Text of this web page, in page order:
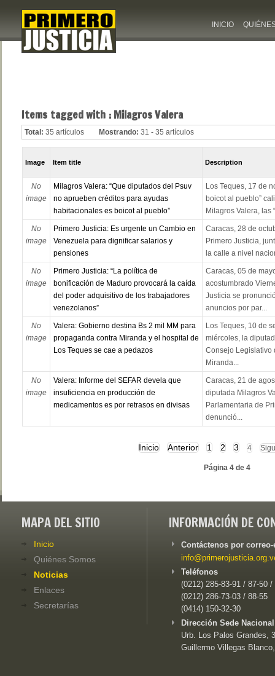
INICIO
Items tagged with : Milagros Valera
Total: 35 artículos Mostrando: 31 - 35 artículos
Image Item title Description
No
image
Milagros Valera: “Que diputados del Psuv
no aprueben créditos para ayudas
habitacionales es boicot al pueblo”
Los Teques, 17 de
boicot al pueblo”
Milagros Valera, las
No
image
Primero Justicia: Es urgente un Cambio en
Venezuela para dignificar salarios y
pensiones
Caracas, 28 de
Primero Justicia,
la calle a nivel
No
image
Primero Justicia: “La política de
bonificación de Maduro provocará la caída
del poder adquisitivo de los trabajadores
venezolanos”
Caracas, 05 de
acostumbrado
Justicia se
anuncios por par...
No
image
Valera: Gobierno destina Bs 2 mil MM para
propaganda contra Miranda y el hospital de
Los Teques se cae a pedazos
Los Teques, 10 de
miércoles, la
Consejo Legislativo
Miranda...
No
image
Valera: Informe del SEFAR devela que
insuficiencia en producción de
medicamentos es por retrasos en divisas
Caracas, 21 de
diputada Milagros
Parlamentaria de
denunció...
Inicio Anterior 1 2 3 4
Página 4 de 4
MAPA DEL SITIO
Inicio
Quiénes Somos
Noticias
Enlaces
Secretarías
INFORMACIÓN DE
Contáctenos por
Teléfonos
(0212) 285-83-91 / 87-50 /
(0212) 286-73-03 / 88-55
(0414) 150-32-30
Dirección Sede
Urb. Los Palos Grandes,
Guillermo Villegas